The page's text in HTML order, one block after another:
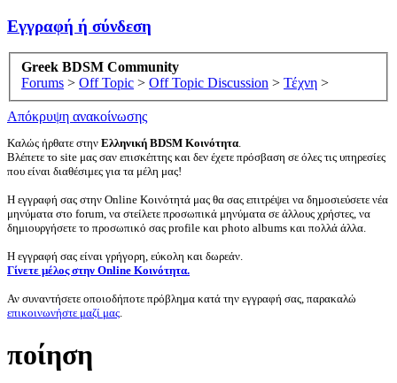
Εγγραφή ή σύνδεση
Greek BDSM Community
Forums > Off Topic > Off Topic Discussion > Τέχνη >
Απόκρυψη ανακοίνωσης
Καλώς ήρθατε στην Ελληνική BDSM Κοινότητα.
Βλέπετε το site μας σαν επισκέπτης και δεν έχετε πρόσβαση σε όλες τις υπηρεσίες
που είναι διαθέσιμες για τα μέλη μας!
Η εγγραφή σας στην Online Κοινότητά μας θα σας επιτρέψει να δημοσιεύσετε νέα
μηνύματα στο forum, να στείλετε προσωπικά μηνύματα σε άλλους χρήστες, να
δημιουργήσετε το προσωπικό σας profile και photo albums και πολλά άλλα.
Η εγγραφή σας είναι γρήγορη, εύκολη και δωρεάν.
Γίνετε μέλος στην Online Κοινότητα.
Αν συναντήσετε οποιοδήποτε πρόβλημα κατά την εγγραφή σας, παρακαλώ
επικοινωνήστε μαζί μας.
ποίηση